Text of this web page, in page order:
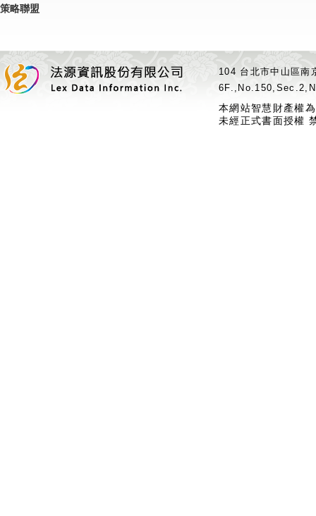
策略聯盟
104 台北市中山區
本網站智慧財產權
未經正式書面授權